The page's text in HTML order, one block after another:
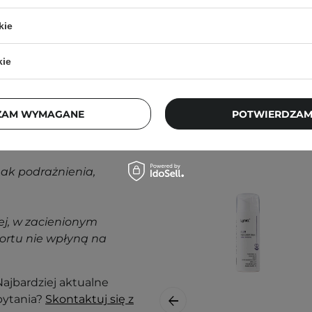
podrażnienia,
w zacienionym
nie wpłyną na
aktualne
Skontaktuj się z
Klienci,
WYMAGANE